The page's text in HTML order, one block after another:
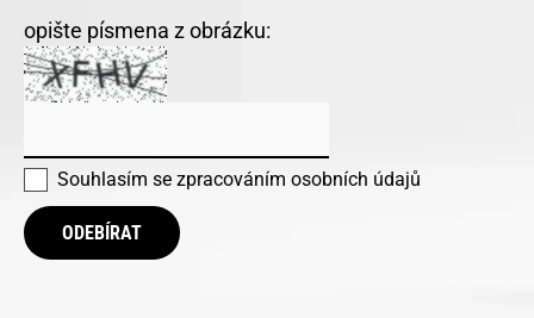
opište písmena z obrázku:
Souhlasím se zpracováním osobních údajů
ODEBÍRAT